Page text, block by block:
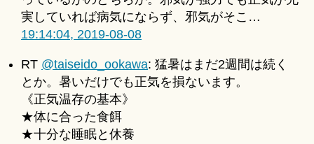
実していれば病気にならず、邪気がそこ…
19:14:04, 2019-08-08
RT @taiseido_ookawa: 猛暑はまだ2週間は続く
とか。暑いだけでも正気を損ないます。
《正気温存の基本》
★体に合った食餌
★十分な睡眠と休養